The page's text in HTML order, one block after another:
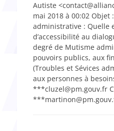
Autiste
mai 2018 à 00:02 Objet
administrative : Quelle
d’accessibilité au
degré de Mutisme
pouvoirs publics, aux
(Troubles et Sévices
aux personnes à
***cluzel@pm.gouv.fr